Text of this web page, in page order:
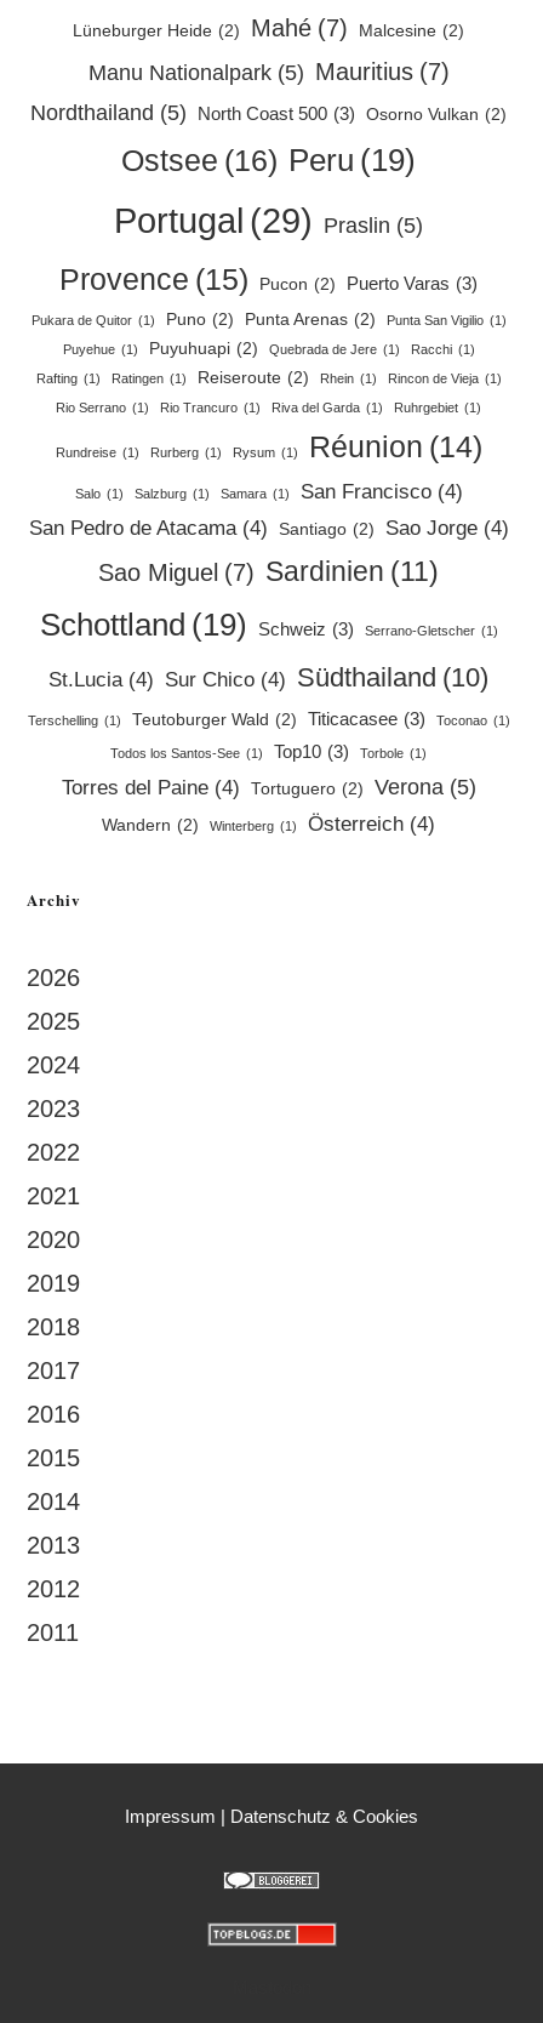
Lüneburger Heide (2) Mahé (7) Malcesine (2)
Manu Nationalpark (5) Mauritius (7)
Nordthailand (5) North Coast 500 (3) Osorno Vulkan (2)
Ostsee (16) Peru (19)
Portugal (29) Praslin (5)
Provence (15) Pucon (2) Puerto Varas (3)
Pukara de Quitor (1) Puno (2) Punta Arenas (2) Punta San Vigilio (1)
Puyehue (1) Puyuhuapi (2) Quebrada de Jere (1) Racchi (1)
Rafting (1) Ratingen (1) Reiseroute (2) Rhein (1) Rincon de Vieja (1)
Rio Serrano (1) Rio Trancuro (1) Riva del Garda (1) Ruhrgebiet (1)
Rundreise (1) Rurberg (1) Rysum (1) Réunion (14)
Salo (1) Salzburg (1) Samara (1) San Francisco (4)
San Pedro de Atacama (4) Santiago (2) Sao Jorge (4)
Sao Miguel (7) Sardinien (11)
Schottland (19) Schweiz (3) Serrano-Gletscher (1)
St.Lucia (4) Sur Chico (4) Südthailand (10)
Terschelling (1) Teutoburger Wald (2) Titicacasee (3) Toconao (1)
Todos los Santos-See (1) Top10 (3) Torbole (1)
Torres del Paine (4) Tortuguero (2) Verona (5)
Wandern (2) Winterberg (1) Österreich (4)
Archiv
2026
2025
2024
2023
2022
2021
2020
2019
2018
2017
2016
2015
2014
2013
2012
2011
Impressum | Datenschutz & Cookies